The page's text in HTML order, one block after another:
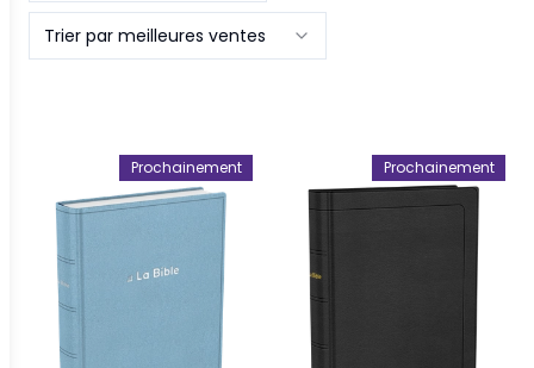
Trier par meilleures ventes
Prochainement Prochainement